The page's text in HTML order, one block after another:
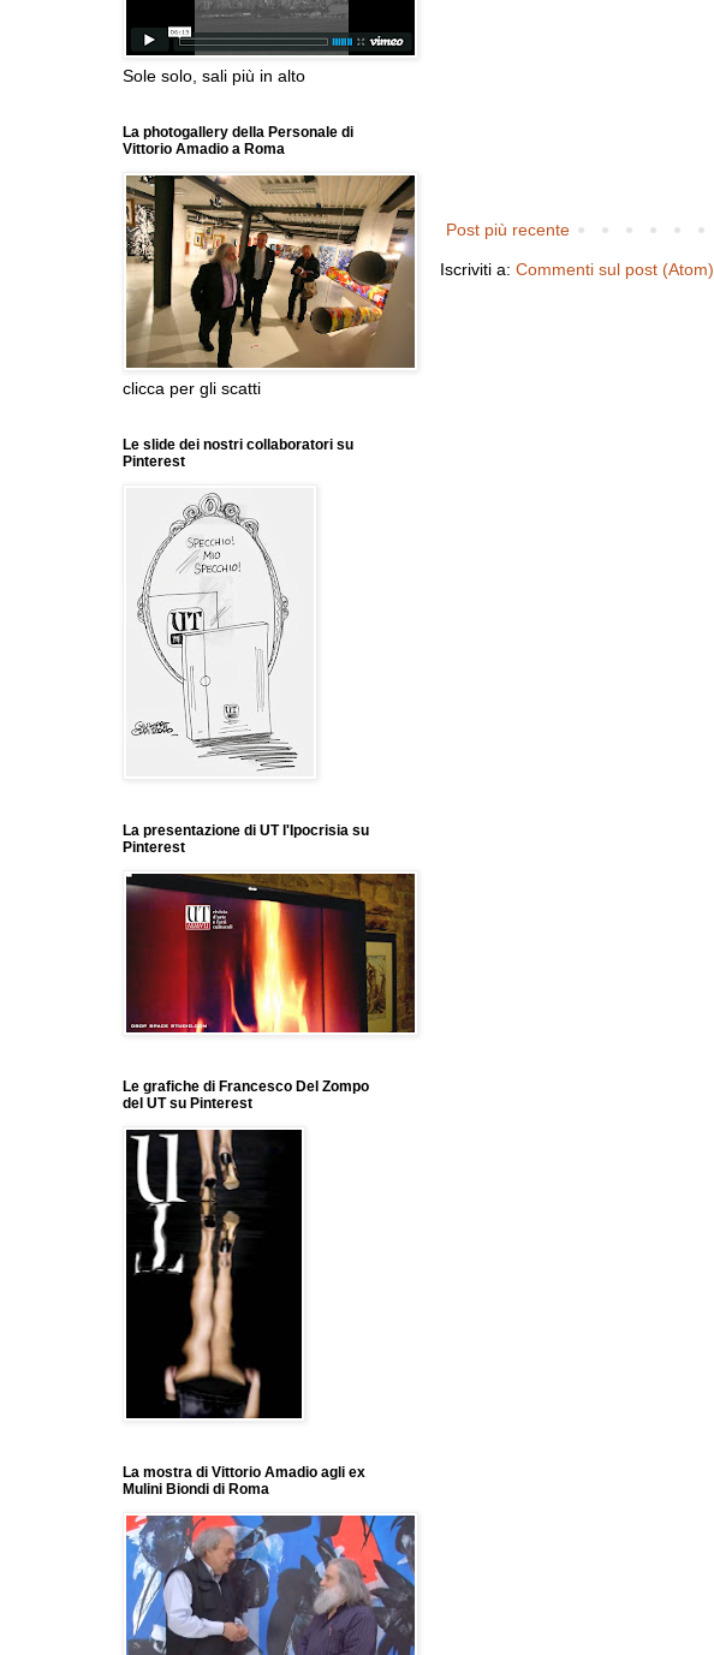
Post più recente
Iscriviti a: Commenti sul post (Atom)
Sole solo, sali più in alto
La photogallery della Personale di
Vittorio Amadio a Roma
clicca per gli scatti
Le slide dei nostri collaboratori su
Pinterest
La presentazione di UT l'Ipocrisia su
Pinterest
Le grafiche di Francesco Del Zompo
del UT su Pinterest
La mostra di Vittorio Amadio agli ex
Mulini Biondi di Roma